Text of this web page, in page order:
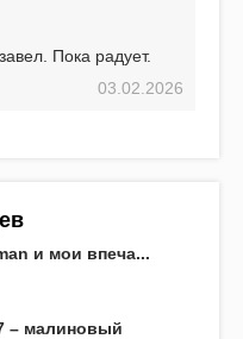
Пока радует.
03.02.2026
и мои впеча...
– малиновый